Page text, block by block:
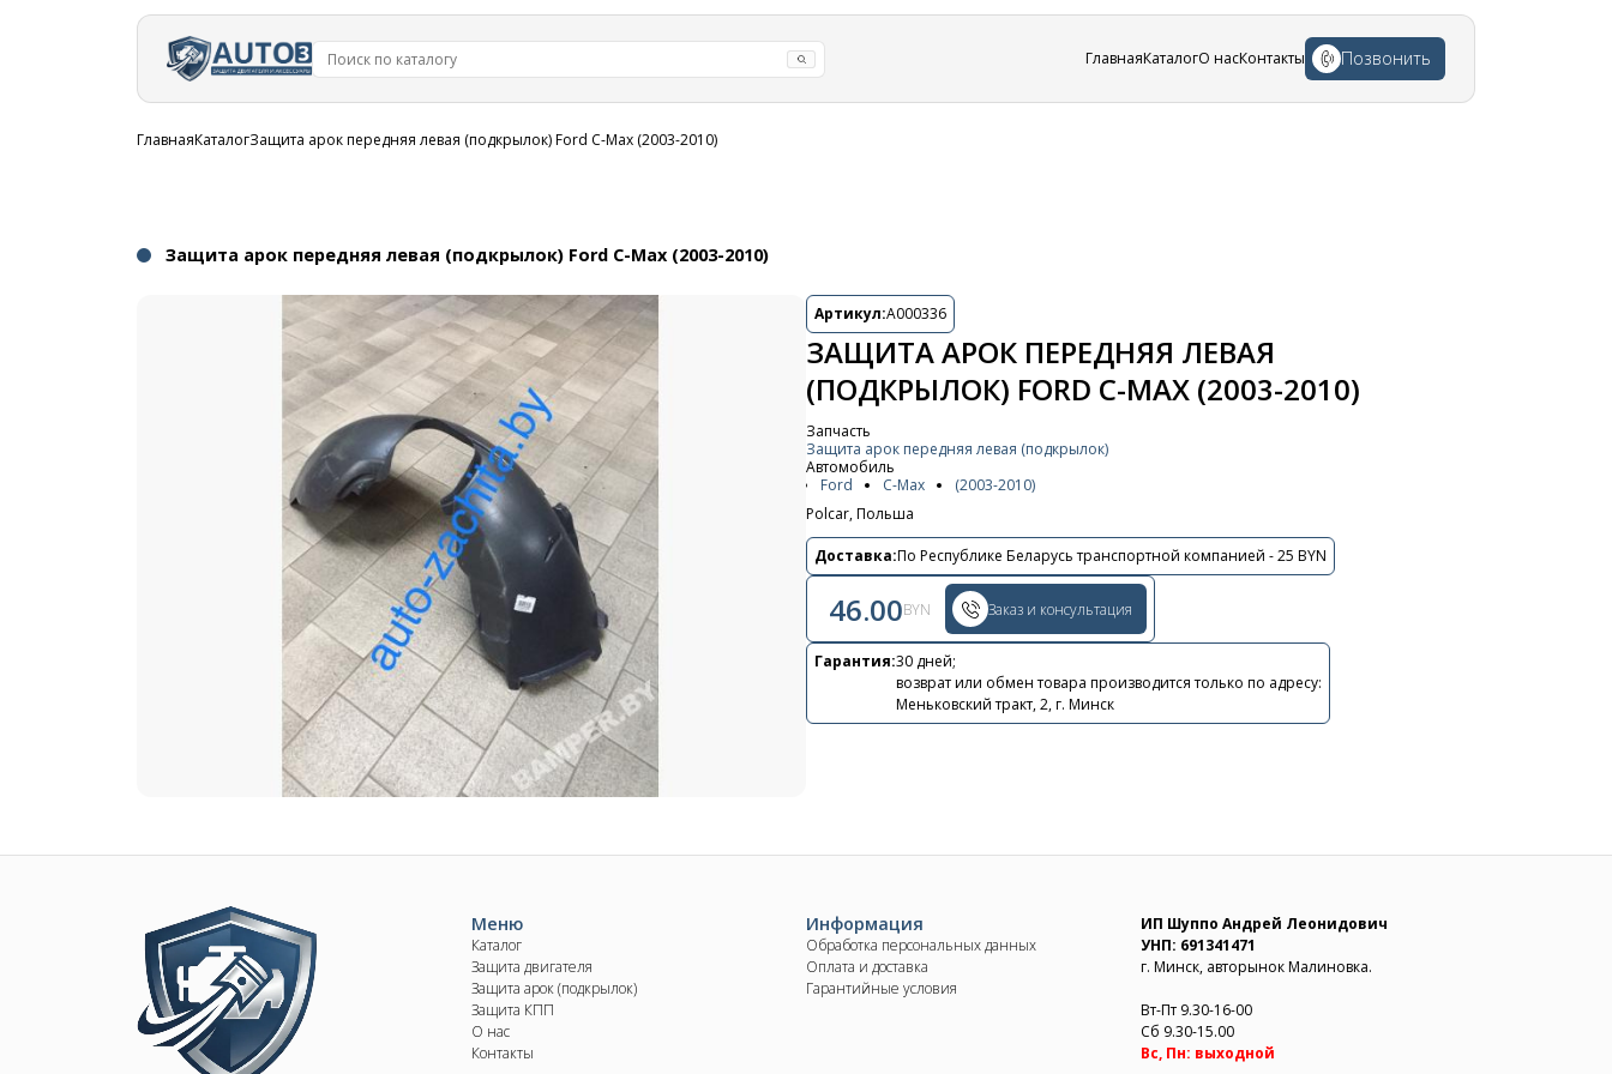
ГлавнаяКаталогО насКонтакты Позвонить
Строка
ГлавнаяКаталогЗащита арок передняя левая (подкрылок) Ford C-Max (2003-2010)
Защита арок передняя левая (подкрылок) Ford C-Max (2003-2010)
Артикул:A000336
ЗАЩИТА АРОК ПЕРЕДНЯЯ ЛЕВАЯ
(ПОДКРЫЛОК) FORD C-MAX (2003-2010)
Запчасть
Защита арок передняя левая (подкрылок)
Автомобиль
Ford
C-Max
(2003-2010)
Polcar, Польша
Доставка:По Республике Беларусь транспортной компанией - 25 BYN
46.00BYN Заказ и консультация
Гарантия:30 дней;
возврат или обмен товара производится только по адресу:
Меньковский тракт, 2, г. Минск
Контакты
+375 29 870 15 80
Viber
shupik21@bk.ru
Image Меню
Каталог
Защита двигателя
Защита арок (подкрылок)
Защита КПП
О нас
Контакты
Информация
Обработка персональных данных
Оплата и доставка
Гарантийные условия
ИП Шуппо Андрей Леонидович
УНП: 691341471
г. Минск, авторынок Малиновка.
Вт-Пт 9.30-16-00
Сб 9.30-15.00
Вс, Пн: выходной